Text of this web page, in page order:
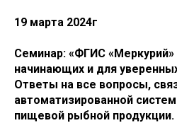
19 марта 2024г
Семинар: «ФГИС «Меркурий»
начинающих и для
Ответы на все вопросы,
автоматизированной
пищевой рыбной